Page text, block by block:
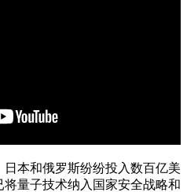
本和俄罗斯纷纷投入数百亿美
量子技术纳入国家安全战略和